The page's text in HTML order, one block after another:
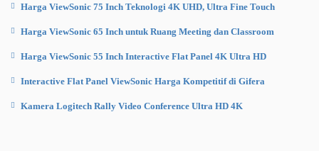
Harga ViewSonic 75 Inch Teknologi 4K UHD, Ultra Fine Touch
Harga ViewSonic 65 Inch untuk Ruang Meeting dan Classroom
Harga ViewSonic 55 Inch Interactive Flat Panel 4K Ultra HD
Interactive Flat Panel ViewSonic Harga Kompetitif di Gifera
Kamera Logitech Rally Video Conference Ultra HD 4K